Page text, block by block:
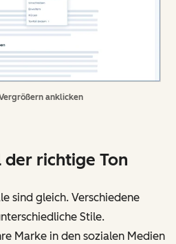
anklicken
der richtige Ton
sind gleich. Verschiedene
Stile.
Marke in den sozialen Medien